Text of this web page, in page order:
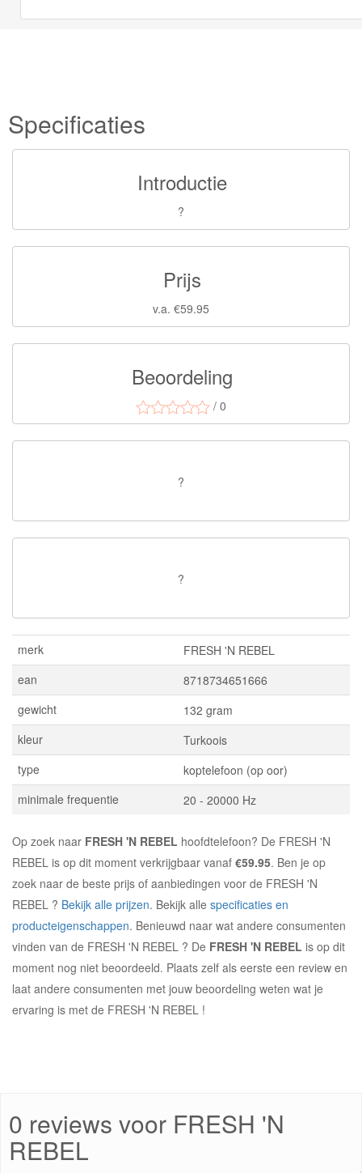
Specificaties
Introductie
?
Prijs
v.a. €59.95
Beoordeling
/ 0
?
?
merk
FRESH 'N REBEL
ean
8718734651666
gewicht
132 gram
kleur
Turkoois
type
koptelefoon (op oor)
minimale frequentie
20 - 20000 Hz
Op zoek naar FRESH 'N REBEL hoofdtelefoon? De FRESH 'N
REBEL is op dit moment verkrijgbaar vanaf €59.95. Ben je op
zoek naar de beste prijs of aanbiedingen voor de FRESH 'N
REBEL ? Bekijk alle prijzen. Bekijk alle specificaties en
producteigenschappen. Benieuwd naar wat andere consumenten
vinden van de FRESH 'N REBEL ? De FRESH 'N REBEL is op dit
moment nog niet beoordeeld. Plaats zelf als eerste een review en
laat andere consumenten met jouw beoordeling weten wat je
ervaring is met de FRESH 'N REBEL !
0 reviews voor FRESH 'N
REBEL